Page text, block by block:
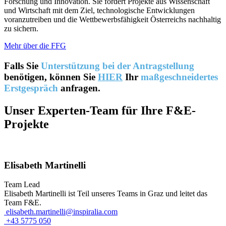
und Wirtschaft mit dem Ziel, technologische Entwicklungen
voranzutreiben und die Wettbewerbsfähigkeit Österreichs nachhaltig
zu sichern.
Mehr über die FFG
Falls Sie Unterstützung bei der Antragstellung
benötigen, können Sie HIER Ihr maßgeschneidertes
Erstgespräch anfragen.
Unser Experten-Team für Ihre F&E-
Projekte
Elisabeth Martinelli
Team Lead
Elisabeth Martinelli ist Teil unseres Teams in Graz und leitet das
Team F&E.
elisabeth.martinelli@inspiralia.com
+43 5775 050